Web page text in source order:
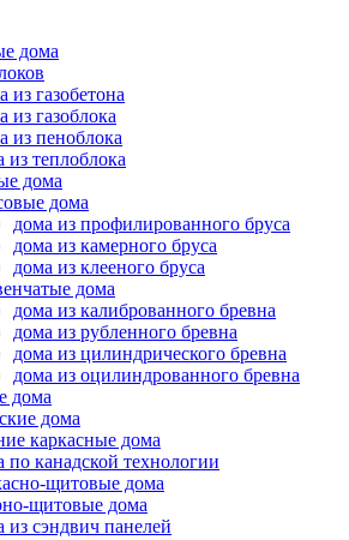
дома
из газобетона
из газоблока
из пеноблока
из теплоблока
дома
дома
дома из профилированного бруса
дома из камерного бруса
дома из клееного бруса
дома
дома из калиброванного бревна
дома из рубленного бревна
дома из цилиндрического бревна
дома из оцилиндрованного бревна
дома
дома
каркасные дома
по канадской технологии
щитовые дома
щитовые дома
из сэндвич панелей